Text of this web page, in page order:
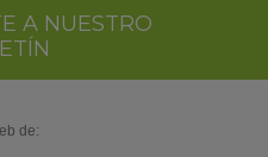
A NUESTRO
de: